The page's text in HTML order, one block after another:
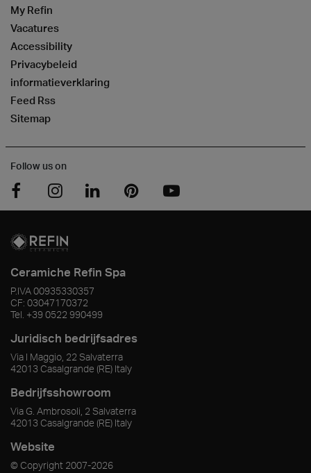
My Refin
Vacatures
Accessibility
Privacybeleid
informatieverklaring
Feed Rss
Sitemap
Follow us on
Ceramiche Refin Spa
P.IVA00935330357
CF: 03047170372
Tel. +39 0522 990499
Juridisch bedrijfsadres
Via I Maggio, 22 Salvaterra
42013 Casalgrande (RE) Italy
Bedrijfsshowroom
Via G. Ambrosoli, 2 Salvaterra
42013 Casalgrande (RE) Italy
Website
© Copyright 2007-2026